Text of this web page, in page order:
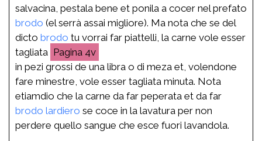
salvacina, pestala bene et ponila a cocer nel prefato
brodo (el serrà assai migliore). Ma nota che se del
dicto brodo tu vorrai far piattelli, la carne vole esser
tagliata
4v
in pezi grossi de una libra o di meza et, volendone
fare minestre, vole esser tagliata minuta. Nota
etiamdio che la carne da far peperata et da far
brodo lardiero se coce in la lavatura per non
perdere quello sangue che esce fuori lavandola.